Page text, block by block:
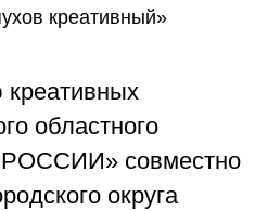
креативных
областного
совместно
округа